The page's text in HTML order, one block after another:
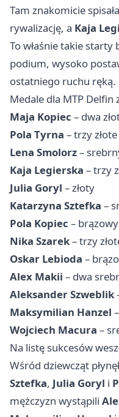
Tam znakomicie
rywalizację, a Kaja
To właśnie takie
podium, wysoko
ostatniego ruchu ręką.
Medale dla MTP Delfin
Maja Kopiec – dwa
Pola Tyrna – trzy złote
Lena Smolorz–
Kaja Legierska – trzy
Julia Goryl – złoty
Katarzyna Sztefka –
Pola Kopiec – brązowy
Nika Szarek– trzy
Oskar Lebioda –
Alex Makii – dwa
Aleksander Szweblik
Maksymilian Hanzel
Wojciech Macura –
Na listę sukcesów
Wśród dziewcząt
Sztefka, Julia Goryl i
mężczyzn wystąpili